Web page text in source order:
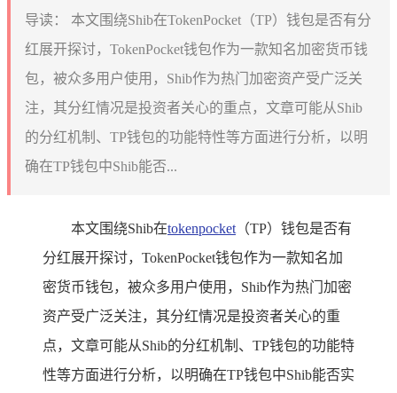
导读：
本文围绕Shib在TokenPocket（TP）钱包是否有分
红展开探讨，TokenPocket钱包作为一款知名加密货币钱
包，被众多用户使用，Shib作为热门加密资产受广泛关
注，其分红情况是投资者关心的重点，文章可能从Shib
的分红机制、TP钱包的功能特性等方面进行分析，以明
确在TP钱包中Shib能否...
本文围绕Shib在tokenpocket （TP）钱包是否有
分红展开探讨，TokenPocket钱包作为一款知名加
密货币钱包，被众多用户使用，Shib作为热门加密
资产受广泛关注，其分红情况是投资者关心的重
点，文章可能从Shib的分红机制、TP钱包的功能特
性等方面进行分析，以明确在TP钱包中Shib能否实